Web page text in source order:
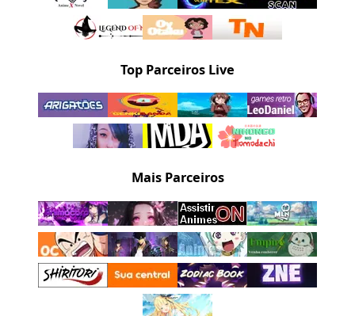
Top Parceiros Live
Mais Parceiros